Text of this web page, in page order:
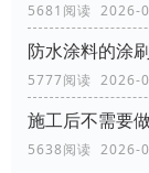
5681阅读 2026-
防水涂料的涂
5777阅读 2026-
施工后不需要
5638阅读 2026-